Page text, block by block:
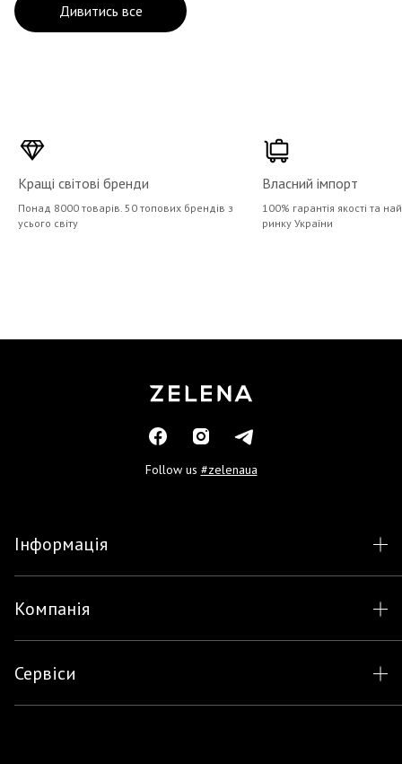
Дивитись все
Кращі світові бренди
Понад 8000 товарів. 50 топових брендів з
усього світу
Власний імпорт
100% гарантія якості та
ринку України
Follow us #zelenaua
Інформація
Компанія
Сервіси